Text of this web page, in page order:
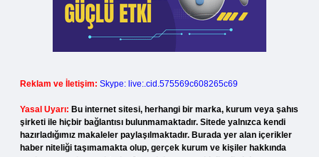
Reklam ve İletişim: Skype: live:.cid.575569c608265c69
Yasal Uyarı: Bu internet sitesi, herhangi bir marka, kurum veya şahıs
şirketi ile hiçbir bağlantısı bulunmamaktadır. Sitede yalnızca kendi
hazırladığımız makaleler paylaşılmaktadır. Burada yer alan içerikler
haber niteliği taşımamakta olup, gerçek kurum ve kişiler hakkında